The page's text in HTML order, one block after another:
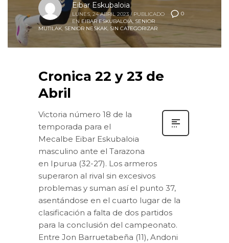
0
Eibar Eskubaloia
LUNES, 24 ABRIL 2023 / PUBLICADO
EN EIBAR ESKUBALOIA, SENIOR
MUTILAK, SENIOR NESKAK, SIN CATEGORIZAR
Cronica 22 y 23 de
Abril
Victoria número 18 de la
temporada para el
Mecalbe Eibar Eskubaloia
masculino ante el Tarazona
en Ipurua (32-27). Los armeros
superaron al rival sin excesivos
problemas y suman así el punto 37,
asentándose en el cuarto lugar de la
clasificación a falta de dos partidos
para la conclusión del campeonato.
Entre Jon Barruetabeña (11), Andoni